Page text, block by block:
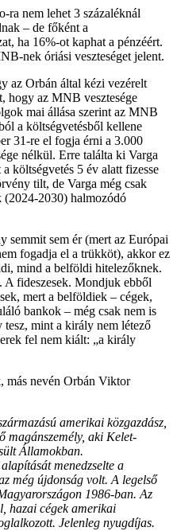
nem lehet 3 százaléknál
– de főként a
ha 16%-ot kaphat a pénzéért.
nek óriási veszteséget jelent.
az Orbán által kézi vezérelt
hogy az MNB vesztesége
mai állása szerint az MNB
a költségvetésből kellene
31-re el fogja érni a 3.000
nélkül. Erre találta ki Varga
költségvetés 5 év alatt fizesse
tilt, de Varga még csak
(2024-2030) halmozódó
semmit sem ér (mert az Európai
fogadja el a trükköt), akkor ez
mind a belföldi hitelezőknek.
A fideszesek. Mondjuk ebből
mert a belföldiek – cégek,
bankok – még csak nem is
mint a király nem létező
fel nem kiált: „a király
más nevén Orbán Viktor
amerikai közgazdász,
magánszemély, aki Kelet-
Államokban.
menedzselte a
még újdonság volt. A legelső
1986-ban. Az
hazai cégek amerikai
Jelenleg nyugdíjas.